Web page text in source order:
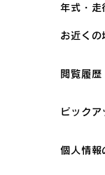
年式・走
お近くの
閲覧履歴
ピックア
個人情報